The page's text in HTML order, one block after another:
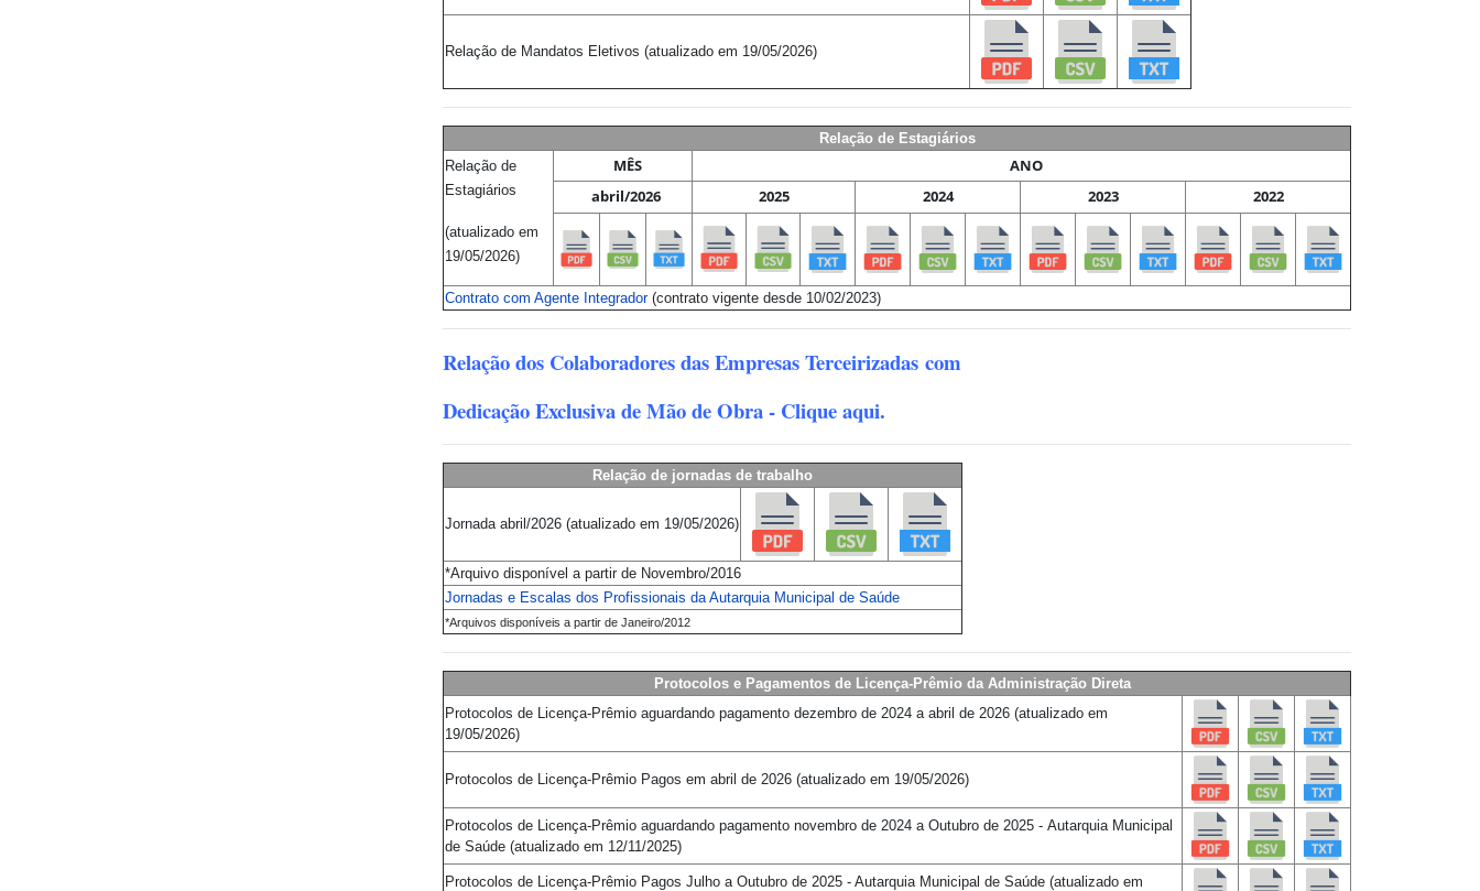
Relação de Mandatos Eletivos (atualizado em 19/05/2026)
Relação de Estagiários
Relação de
Estagiários
(atualizado em
19/05/2026)
MÊS
ANO
abril/2026
2025 2024 2023 2022
Contrato com Agente Integrador(contrato vigente desde 10/02/2023)
Relação dos Colaboradores das Empresas Terceirizadas com
Dedicação Exclusiva de Mão de Obra - Clique aqui.
Relação de jornadas de trabalho
Jornada abril/2026 (atualizado em 19/05/2026)
*Arquivo disponível a partir de Novembro/2016
Jornadas e Escalas dos Profissionais da Autarquia Municipal de Saúde
*Arquivos disponíveis a partir de Janeiro/2012
Protocolos e Pagamentos de Licença-Prêmio da Administração Direta
Protocolos de Licença-Prêmio aguardando pagamento dezembro de 2024 a abril de 2026 (atualizado em
19/05/2026)
Protocolos de Licença-Prêmio Pagos em abril de 2026 (atualizado em 19/05/2026)
Protocolos de Licença-Prêmio aguardando pagamento novembro de 2024 a Outubro de 2025 - Autarquia Municipal
de Saúde (atualizado em 12/11/2025)
Protocolos de Licença-Prêmio Pagos Julho a Outubro de 2025 - Autarquia Municipal de Saúde (atualizado em